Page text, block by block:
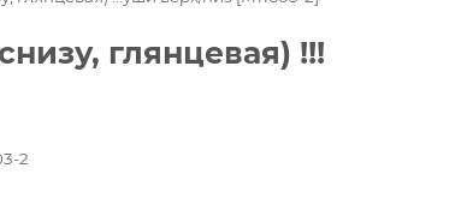
глянцевая) !!!
2